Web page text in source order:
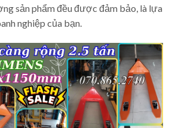
sản phẩm đều được đảm bảo, là lựa
nghiệp của bạn.